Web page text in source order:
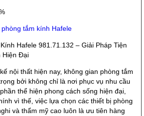
phòng tắm kính Hafele
Hafele 981.71.132 – Giải Pháp Tiện
Hiện Đại
nội thất hiện nay, không gian phòng tắm
bởi không chỉ là nơi phục vụ nhu cầu
thể hiện phong cách sống hiện đại,
vì thế, việc lựa chọn các thiết bị phòng
và thẩm mỹ cao luôn là ưu tiên hàng